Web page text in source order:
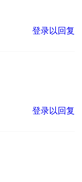
登录以回复
登录以回复